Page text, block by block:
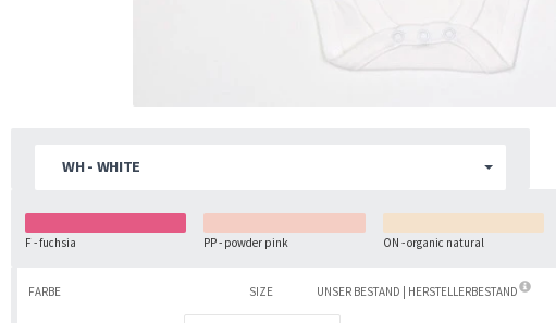
F - fuchsia PP - powder pink ON - organic natural
WH - WHITE
FARBE SIZE UNSER BESTAND | HERSTELLERBESTAND